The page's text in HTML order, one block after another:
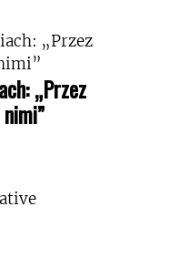
„Przez